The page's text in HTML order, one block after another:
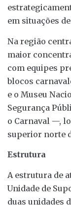
em situações
Na região
maior
com equipes
blocos
e o Museu
Segurança
o Carnaval —,
superior norte
Estrutura
A estrutura de
Unidade de
duas unidades